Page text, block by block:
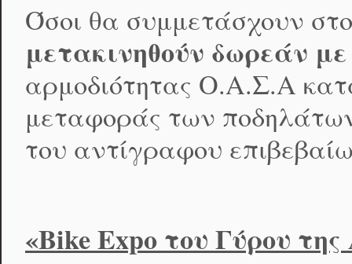
Όσοι θα συμμετάσχουν
μετακινηθούν δωρεάν
αρμοδιότητας Ο.Α.Σ.Α
μεταφοράς των
του αντίγραφου
«Bike Expo του Γύρου